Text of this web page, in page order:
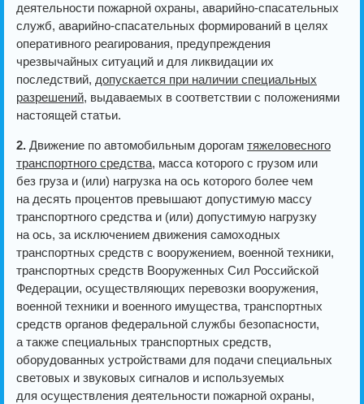
деятельности пожарной охраны, аварийно-спасательных
служб, аварийно-спасательных формирований в целях
оперативного реагирования, предупреждения
чрезвычайных ситуаций и для ликвидации их
последствий, допускается при наличии специальных
разрешений, выдаваемых в соответствии с положениями
настоящей статьи.
2. Движение по автомобильным дорогам тяжеловесного
транспортного средства, масса которого с грузом или
без груза и (или) нагрузка на ось которого более чем
на десять процентов превышают допустимую массу
транспортного средства и (или) допустимую нагрузку
на ось, за исключением движения самоходных
транспортных средств с вооружением, военной техники,
транспортных средств Вооруженных Сил Российской
Федерации, осуществляющих перевозки вооружения,
военной техники и военного имущества, транспортных
средств органов федеральной службы безопасности,
а также специальных транспортных средств,
оборудованных устройствами для подачи специальных
световых и звуковых сигналов и используемых
для осуществления деятельности пожарной охраны,